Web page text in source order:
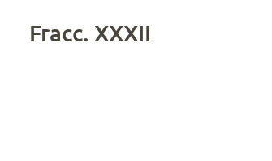
Fracc. XXXII